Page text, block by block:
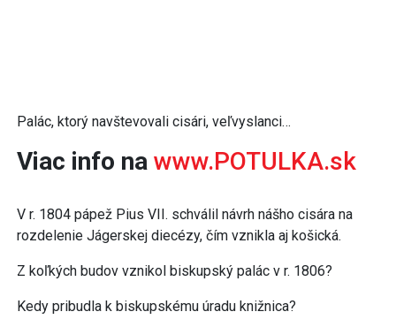
Palác, ktorý navštevovali cisári, veľvyslanci…
Viac info na www.POTULKA.sk
V r. 1804 pápež Pius VII. schválil návrh nášho cisára na
rozdelenie Jágerskej diecézy, čím vznikla aj košická.
Z koľkých budov vznikol biskupský palác v r. 1806?
Kedy pribudla k biskupskému úradu knižnica?